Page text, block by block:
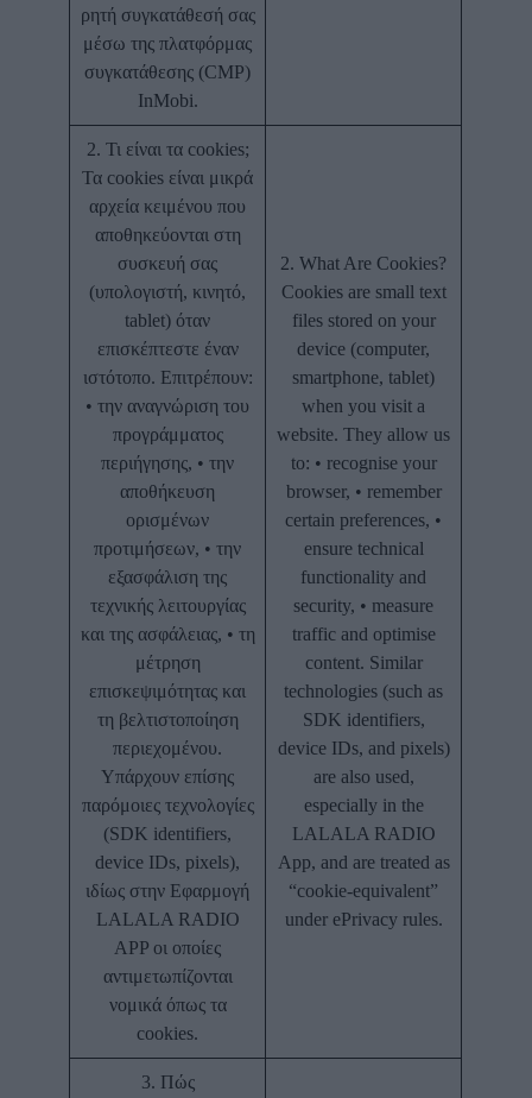
ρητή συγκατάθεσή σας
μέσω της πλατφόρμας
συγκατάθεσης (CMP)
InMobi.
2. Τι είναι τα cookies;
Τα cookies είναι μικρά
αρχεία κειμένου που
αποθηκεύονται στη
συσκευή σας
(υπολογιστή, κινητό,
tablet) όταν
επισκέπτεστε έναν
ιστότοπο. Επιτρέπουν:
• την αναγνώριση του
προγράμματος
περιήγησης, • την
αποθήκευση
ορισμένων
προτιμήσεων, • την
εξασφάλιση της
τεχνικής λειτουργίας
και της ασφάλειας, • τη
μέτρηση
επισκεψιμότητας και
τη βελτιστοποίηση
περιεχομένου.
Υπάρχουν επίσης
παρόμοιες τεχνολογίες
(SDK identifiers,
device IDs, pixels),
ιδίως στην Εφαρμογή
LALALA RADIO
APP οι οποίες
αντιμετωπίζονται
νομικά όπως τα
cookies.
2. What Are Cookies?
Cookies are small text
files stored on your
device (computer,
smartphone, tablet)
when you visit a
website. They allow us
to: • recognise your
browser, • remember
certain preferences, •
ensure technical
functionality and
security, • measure
traffic and optimise
content. Similar
technologies (such as
SDK identifiers,
device IDs, and pixels)
are also used,
especially in the
LALALA RADIO
App, and are treated as
“cookie-equivalent”
under ePrivacy rules.
3. Πώς